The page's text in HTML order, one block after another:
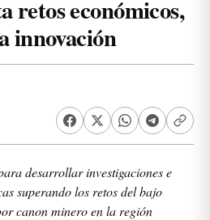
retos económicos,
innovación
desarrollar investigaciones e
superando los retos del bajo
canon minero en la región